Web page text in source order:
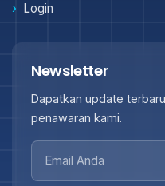
Login
Newsletter
Dapatkan update
penawaran kami.